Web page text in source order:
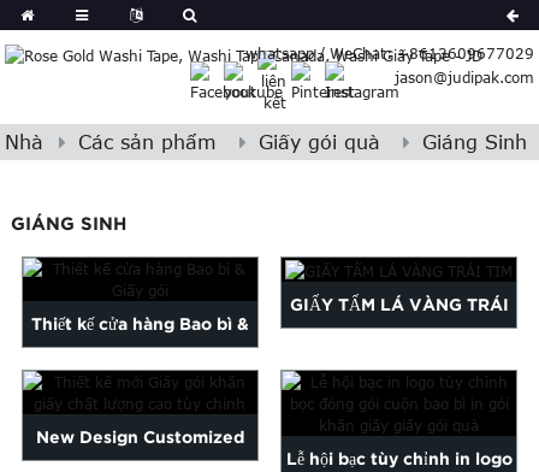
whatsapp / WeChat: +8613609677029
jason@judipak.com
German
Japanese
Indonesian
Polish
Bosnian
Filipino
Hawaiian
Kazakh
Nhà Các sản phẩm Giấy gói quà Giáng Sinh
GIÁNG SINH
Thiết kế cửa hàng Bao bì &
Giấy gói
GIẤY TẤM LÁ VÀNG TRÁI
New Design Customized
Lễ hội bạc tùy chỉnh in logo